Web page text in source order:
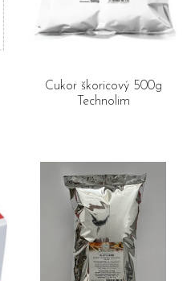
Cukor škoricový 500g
Technolim